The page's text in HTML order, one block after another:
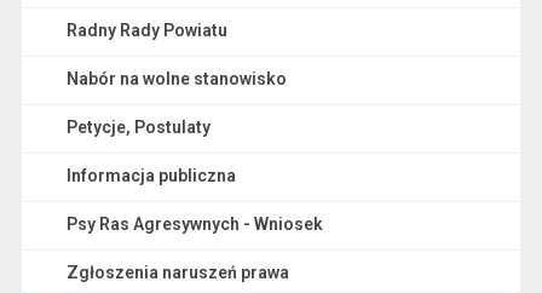
Radny Rady Powiatu
Nabór na wolne stanowisko
Petycje, Postulaty
Informacja publiczna
Psy Ras Agresywnych - Wniosek
Zgłoszenia naruszeń prawa